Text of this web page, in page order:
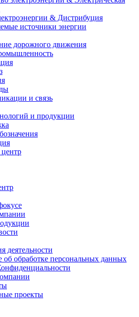
& Дистрибуция
источники энергии
дорожного движения
и связь
и продукции
деятельности
об обработке персональных данных
проекты